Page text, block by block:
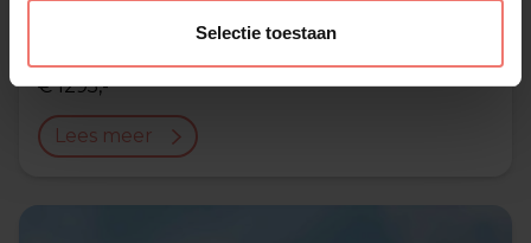
Selectie toestaan
€ 1295,-
Lees meer